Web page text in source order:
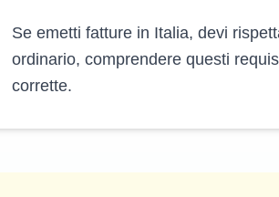
Se emetti fatture in Italia, devi
ordinario, comprendere questi
corrette.